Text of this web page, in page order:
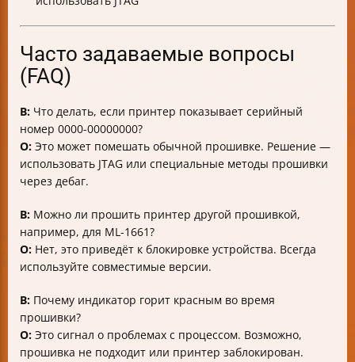
Часто задаваемые вопросы
(FAQ)
В: Что делать, если принтер показывает серийный
номер 0000-00000000?
О: Это может помешать обычной прошивке. Решение —
использовать JTAG или специальные методы прошивки
через дебаг.
В: Можно ли прошить принтер другой прошивкой,
например, для ML-1661?
О: Нет, это приведёт к блокировке устройства. Всегда
используйте совместимые версии.
В: Почему индикатор горит красным во время
прошивки?
О: Это сигнал о проблемах с процессом. Возможно,
прошивка не подходит или принтер заблокирован.